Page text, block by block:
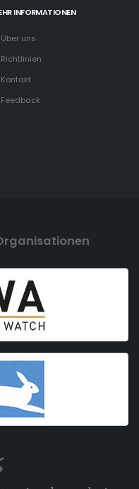
INFORMATIONEN
Über uns
Richtlinien
Kontakt
Feedback